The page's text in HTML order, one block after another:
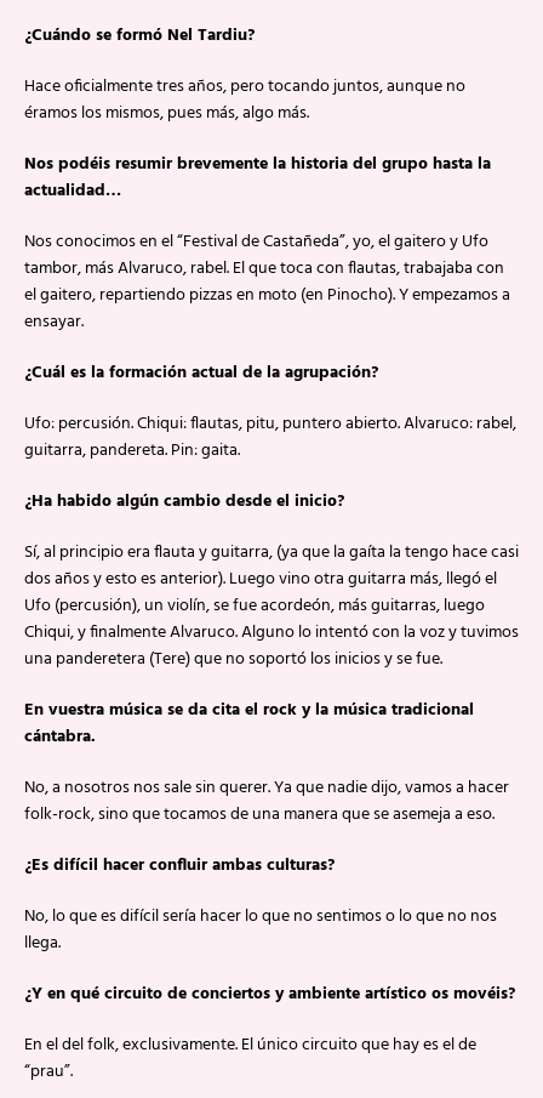
¿Cuándo se formó Nel Tardiu?
Hace oficialmente tres años, pero tocando juntos, aunque no
éramos los mismos, pues más, algo más.
Nos podéis resumir brevemente la historia del grupo hasta la
actualidad…
Nos conocimos en el “Festival de Castañeda”, yo, el gaitero y Ufo
tambor, más Alvaruco, rabel. El que toca con flautas, trabajaba con
el gaitero, repartiendo pizzas en moto (en Pinocho). Y empezamos a
ensayar.
¿Cuál es la formación actual de la agrupación?
Ufo: percusión. Chiqui: flautas, pitu, puntero abierto. Alvaruco: rabel,
guitarra, pandereta. Pin: gaita.
¿Ha habido algún cambio desde el inicio?
Sí, al principio era flauta y guitarra, (ya que la gaíta la tengo hace casi
dos años y esto es anterior). Luego vino otra guitarra más, llegó el
Ufo (percusión), un violín, se fue acordeón, más guitarras, luego
Chiqui, y finalmente Alvaruco. Alguno lo intentó con la voz y tuvimos
una panderetera (Tere) que no soportó los inicios y se fue.
En vuestra música se da cita el rock y la música tradicional
cántabra.
No, a nosotros nos sale sin querer. Ya que nadie dijo, vamos a hacer
folk-rock, sino que tocamos de una manera que se asemeja a eso.
¿Es difícil hacer confluir ambas culturas?
No, lo que es difícil sería hacer lo que no sentimos o lo que no nos
llega.
¿Y en qué circuito de conciertos y ambiente artístico os movéis?
En el del folk, exclusivamente. El único circuito que hay es el de
“prau”.